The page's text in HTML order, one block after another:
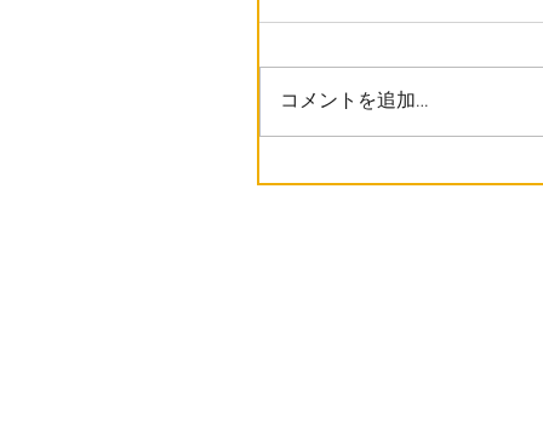
コメントを追加…